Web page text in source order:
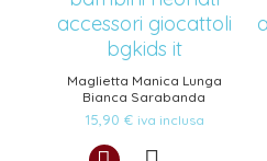
Maglietta Manica Lunga
Bianca Sarabanda
15,90 € iva inclusa